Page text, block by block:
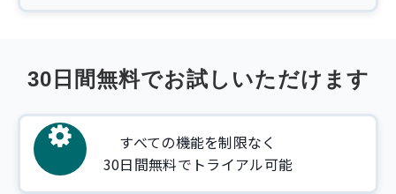
30日間無料でお試しいただけます
すべての機能を制限なく
30日間無料でトライアル可能